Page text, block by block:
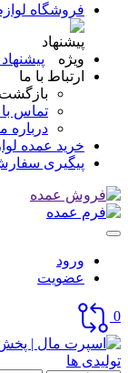
فروشگاه
ارتباط با ما
بازگشت
تماس با
درباره
خرید عمده
پیگیری
ورود
عضویت
0